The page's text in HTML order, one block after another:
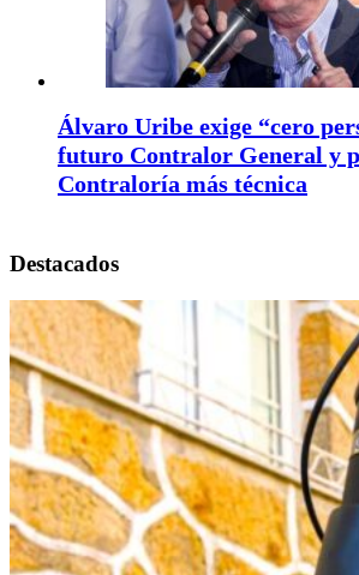
Álvaro Uribe exige “cero
futuro Contralor General y
Contraloría más técnica
Destacados